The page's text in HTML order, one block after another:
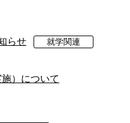
らせ
就学関連
）について